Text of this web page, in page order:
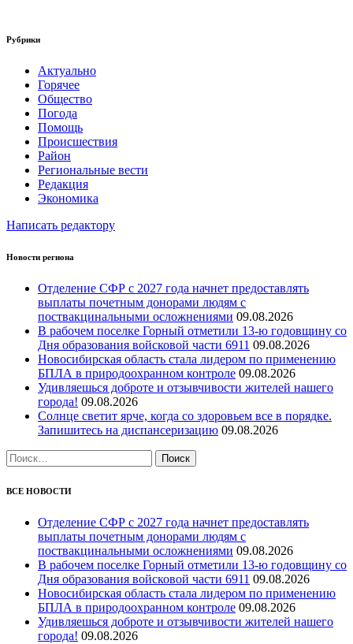
Рубрики
Актуально
Горячее
Общество
Погода
Помощь
Происшествия
Район
Региональные вести
Редакция
Экономика
Написать редактору
Новости региона
Отделение СФР с 2027 года начнет предоставлять
выплаты почетным донорами людям с
поствакцинальными осложнениями 09.08.2026
В рабочем поселке Горный отметили 13-ю годовщину со
Дня образования войсковой части 6911 09.08.2026
Новосибирская область стала лидером по применению
БПЛА в природоохранном контроле 09.08.2026
Удивляешься доброте и отзывчивости жителей нашего
города! 09.08.2026
Солнце светит ярче, когда со здоровьем все в порядке.
Запишитесь на диспансеризацию 09.08.2026
Найти:
ВСЕ НОВОСТИ
Отделение СФР с 2027 года начнет предоставлять
выплаты почетным донорами людям с
поствакцинальными осложнениями 09.08.2026
В рабочем поселке Горный отметили 13-ю годовщину со
Дня образования войсковой части 6911 09.08.2026
Новосибирская область стала лидером по применению
БПЛА в природоохранном контроле 09.08.2026
Удивляешься доброте и отзывчивости жителей нашего
города! 09.08.2026